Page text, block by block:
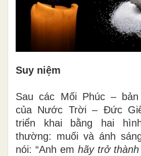
Suy niệm
Sau các Mối Phúc – bản
của Nước Trời – Đức
triển khai bằng hai
thường: muối và ánh
nói: “Anh em hãy trở thành